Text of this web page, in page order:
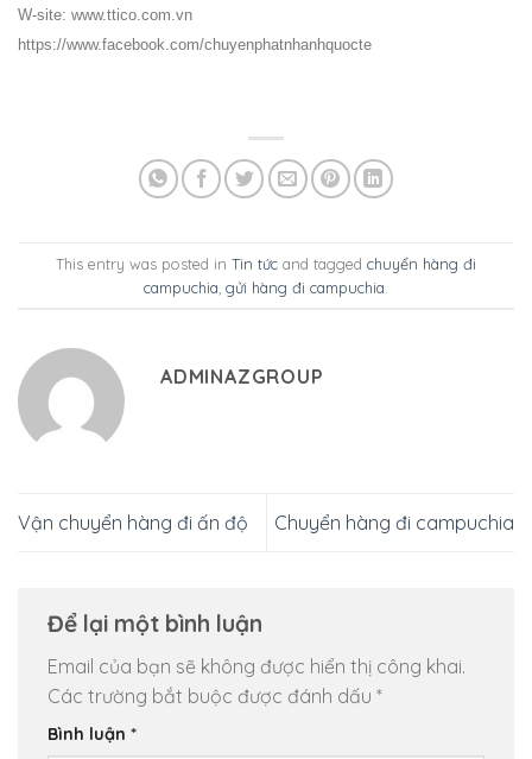
W-site: www.ttico.com.vn
https://www.facebook.com/chuyenphatnhanhquocte
This entry was posted in Tin tức and tagged chuyển hàng đi
campuchia gửi hàng đi campuchia
ADMINAZGROUP
Vận chuyển hàng đi ấn độ Chuyển hàng đi campuchia
Để lại một bình luận
Email của bạn sẽ không được hiển thị công khai.
Các trường bắt buộc được đánh dấu *
Bình luận *